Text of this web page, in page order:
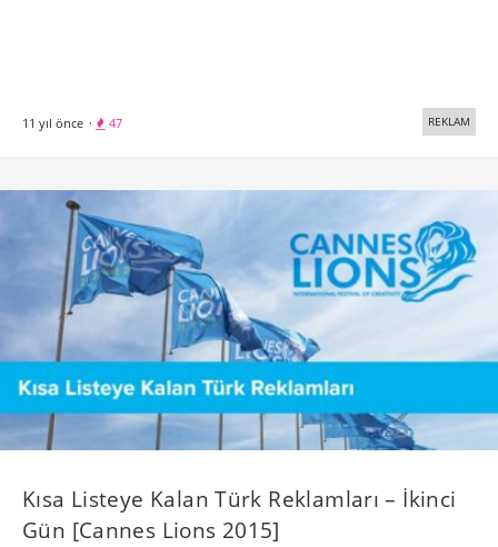
11 yıl önce · 47 REKLAM
Kısa Listeye Kalan Türk Reklamları – İkinci
Gün [Cannes Lions 2015]